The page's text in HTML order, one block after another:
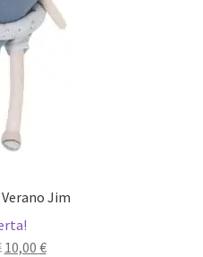
Jim
El
10,00 €El